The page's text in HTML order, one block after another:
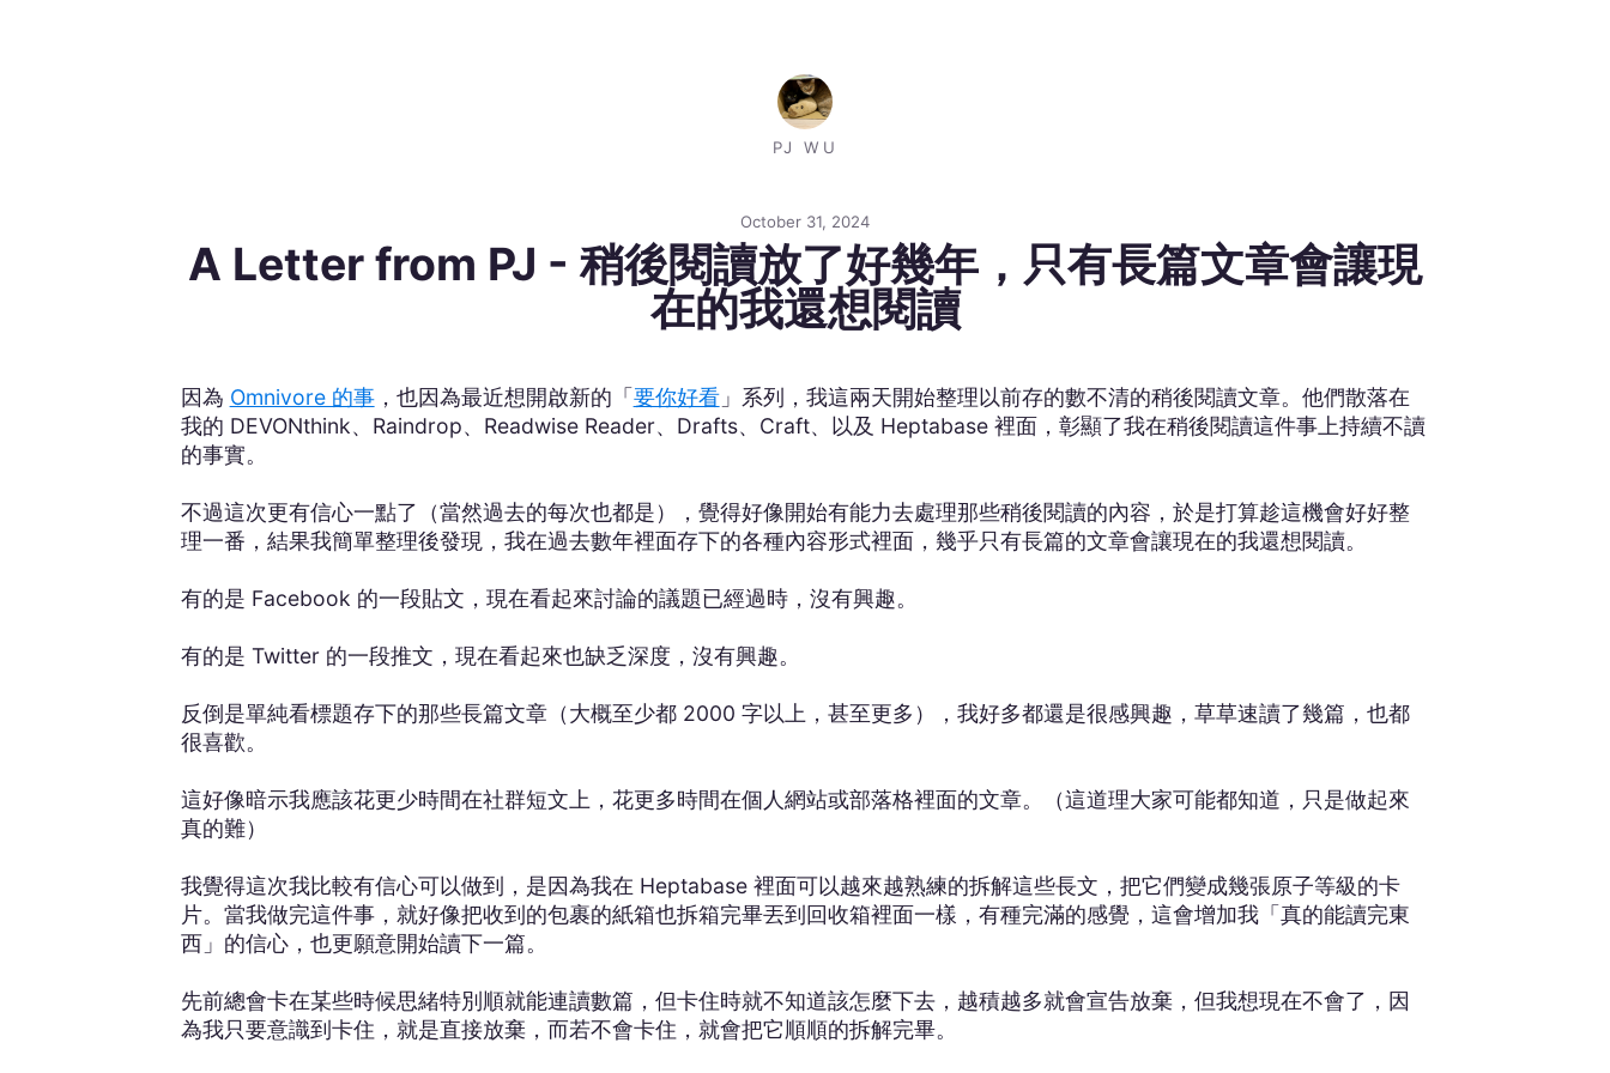
PJ WU
October 31, 2024
A Letter from PJ - 稍後閱讀放了好幾年，只有長篇文章會讓現
在的我還想閱讀
因為 Omnivore 的事，也因為最近想開啟新的「 要你好看」系列，我這兩天開始整理以前存的數不清的稍後閱讀文章。他們散落在
我的 DEVONthink、Raindrop、Readwise Reader、Drafts、Craft、以及 Heptabase 裡面，彰顯了我在稍後閱讀這件事上持續不讀
的事實。
不過這次更有信心一點了（當然過去的每次也都是），覺得好像開始有能力去處理那些稍後閱讀的內容，於是打算趁這機會好好整
理一番，結果我簡單整理後發現，我在過去數年裡面存下的各種內容形式裡面，幾乎只有長篇的文章會讓現在的我還想閱讀。
有的是 Facebook 的一段貼文，現在看起來討論的議題已經過時，沒有興趣。
有的是 Twitter 的一段推文，現在看起來也缺乏深度，沒有興趣。
反倒是單純看標題存下的那些長篇文章（大概至少都 2000 字以上，甚至更多），我好多都還是很感興趣，草草速讀了幾篇，也都
很喜歡。
這好像暗示我應該花更少時間在社群短文上，花更多時間在個人網站或部落格裡面的文章。（這道理大家可能都知道，只是做起來
真的難）
我覺得這次我比較有信心可以做到，是因為我在 Heptabase 裡面可以越來越熟練的拆解這些長文，把它們變成幾張原子等級的卡
片。當我做完這件事，就好像把收到的包裹的紙箱也拆箱完畢丟到回收箱裡面一樣，有種完滿的感覺，這會增加我「真的能讀完東
西」的信心，也更願意開始讀下一篇。
先前總會卡在某些時候思緒特別順就能連讀數篇，但卡住時就不知道該怎麼下去，越積越多就會宣告放棄，但我想現在不會了，因
為我只要意識到卡住，就是直接放棄，而若不會卡住，就會把它順順的拆解完畢。